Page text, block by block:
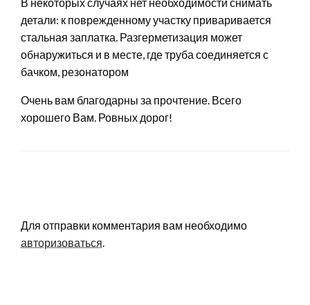
детали: к поврежденному участку приваривается
стальная заплатка. Разгерметизация может
обнаружиться и в месте, где труба соединяется с
бачком, резонатором
Очень вам благодарны за прочтение. Всего
хорошего Вам. Ровных дорог!
Для отправки комментария вам необходимо
авторизоваться.